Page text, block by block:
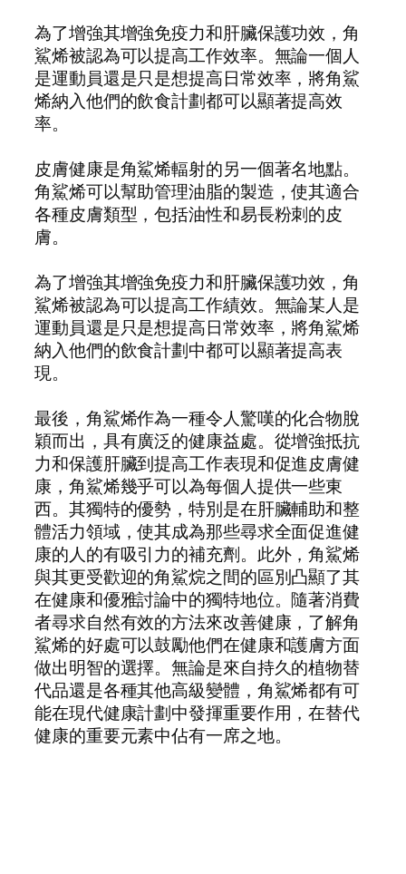
為了增強其增強免疫力和肝臟保護功效，角
鯊烯被認為可以提高工作效率。無論一個人
是運動員還是只是想提高日常效率，將角鯊
烯納入他們的飲食計劃都可以顯著提高效
率。
皮膚健康是角鯊烯輻射的另一個著名地點。
角鯊烯可以幫助管理油脂的製造，使其適合
各種皮膚類型，包括油性和易長粉刺的皮
膚。
為了增強其增強免疫力和肝臟保護功效，角
鯊烯被認為可以提高工作績效。無論某人是
運動員還是只是想提高日常效率，將角鯊烯
納入他們的飲食計劃中都可以顯著提高表
現。
最後，角鯊烯作為一種令人驚嘆的化合物脫
穎而出，具有廣泛的健康益處。從增強抵抗
力和保護肝臟到提高工作表現和促進皮膚健
康，角鯊烯幾乎可以為每個人提供一些東
西。其獨特的優勢，特別是在肝臟輔助和整
體活力領域，使其成為那些尋求全面促進健
康的人的有吸引力的補充劑。此外，角鯊烯
與其更受歡迎的角鯊烷之間的區別凸顯了其
在健康和優雅討論中的獨特地位。隨著消費
者尋求自然有效的方法來改善健康，了解角
鯊烯的好處可以鼓勵他們在健康和護膚方面
做出明智的選擇。無論是來自持久的植物替
代品還是各種其他高級變體，角鯊烯都有可
能在現代健康計劃中發揮重要作用，在替代
健康的重要元素中佔有一席之地。